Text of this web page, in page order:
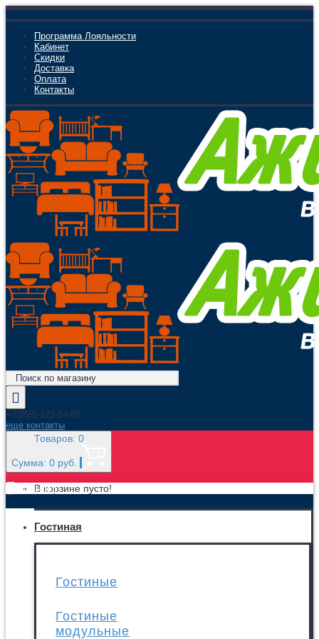
Программа Лояльности
Кабинет
Скидки
Доставка
Оплата
Контакты
+7(959)-123-54-69
еще контакты
Товаров: 0
Сумма: 0 руб.
В корзине пусто!
МЕНЮ
Гостиная
Гостиные
Гостиные
модульные